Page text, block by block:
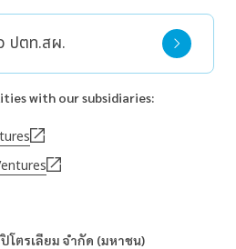
ปตท.สผ.
with our subsidiaries:
ตรเลียม จำกัด (มหาชน)